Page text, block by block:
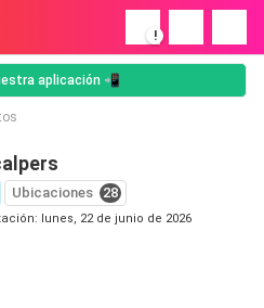
!
aplicación 📲
Ubicaciones 28
lunes, 22 de junio de 2026